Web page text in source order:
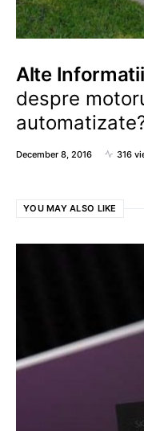
Alte Informatii
despre
December 8, 2016 316
YOU MAY ALSO LIKE